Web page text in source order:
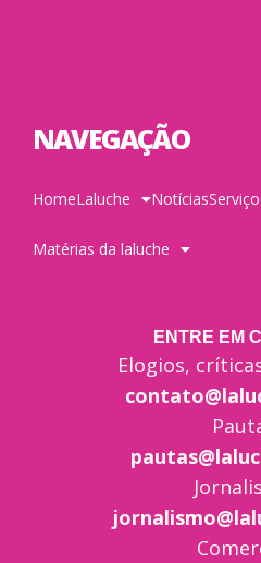
NAVEGAÇÃO
HomeLaluche Notícias
Matérias da laluche
ENTRE EM
Elogios,